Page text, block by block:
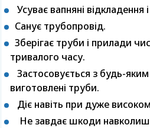
Усуває вапняні відкладення
Санує трубопровід.
Зберігає труби і прилади
тривалого часу.
Застосовується з будь-
виготовлені труби.
Діє навіть при дуже
Не завдає шкоди